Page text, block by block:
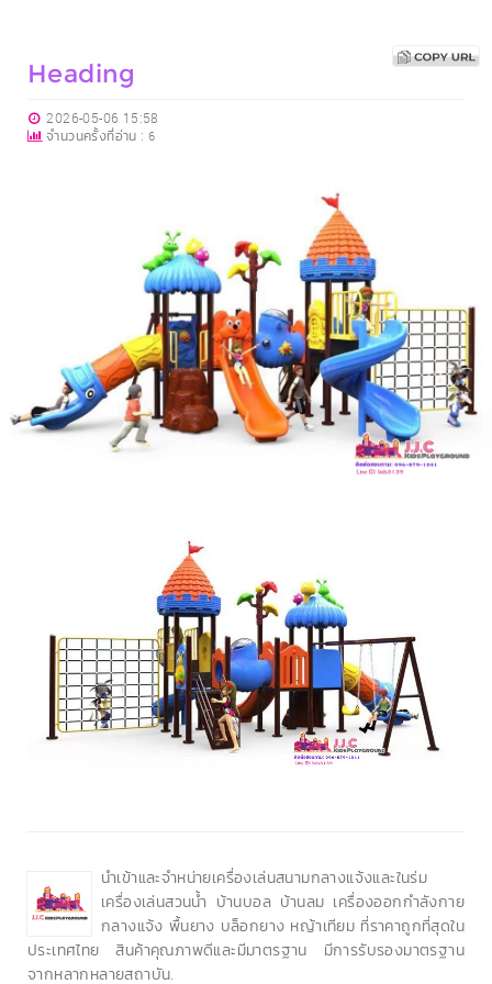
Heading
2026-05-06 15:58
จำนวนครั้งที่อ่าน : 6
นำเข้าและจำหน่ายเครื่องเล่นสนามกลางแจ้งและในร่ม
เครื่องเล่นสวนน้ำ บ้านบอล บ้านลม เครื่องออกกำลังกาย
กลางแจ้ง พื้นยาง บล็อกยาง หญ้าเทียม ที่ราคาถูกที่สุดใน
ประเทศไทย สินค้าคุณภาพดีและมีมาตรฐาน มีการรับรองมาตรฐาน
จากหลากหลายสถาบัน.